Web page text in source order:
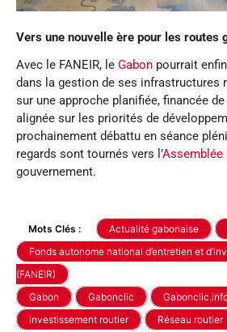
Vers une nouvelle ère pour les routes
Avec le FANEIR, le Gabon pourrait
dans la gestion de ses infrastructures
sur une approche planifiée, financée
alignée sur les priorités de
prochainement débattu en séance
regards sont tournés vers l’Assemblée
gouvernement.
Mots Clés : Actualité gabonaise
Fonds autonome national d’entretien et
(FANEIR)
Gabon
Gabonclic
investissement routier
Réseau routier